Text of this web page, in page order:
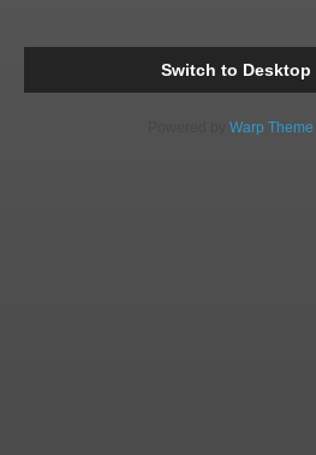
Switch to Desktop
Warp